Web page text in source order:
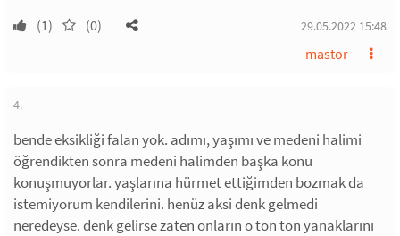
(1) (0) 29.05.2022 15:48
mastor
4.
bende eksikliği falan yok. adımı, yaşımı ve medeni halimi
öğrendikten sonra medeni halimden başka konu
konuşmuyorlar. yaşlarına hürmet ettiğimden bozmak da
istemiyorum kendilerini. henüz aksi denk gelmedi
neredeyse. denk gelirse zaten onların o ton ton yanaklarını